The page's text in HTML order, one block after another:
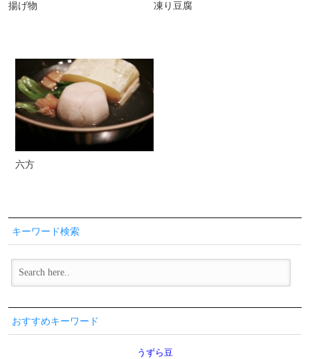
揚げ物 凍り豆腐
六方
キーワード検索
おすすめキーワード
うずら豆